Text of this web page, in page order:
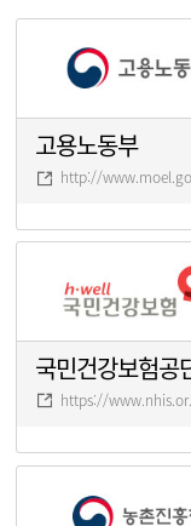
고용노동부
http://
국민건강보험공
https://